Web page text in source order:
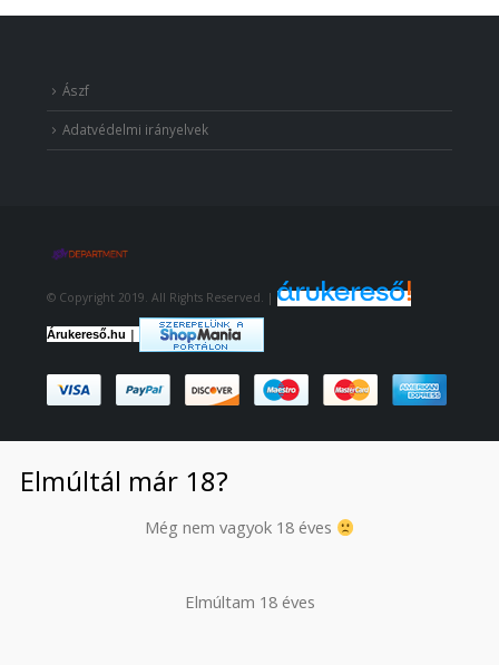
Ászf
Adatvédelmi irányelvek
© Copyright 2019. All Rights Reserved. |
Árukereső.hu |
Elmúltál már 18?
Még nem vagyok 18 éves
Elmúltam 18 éves